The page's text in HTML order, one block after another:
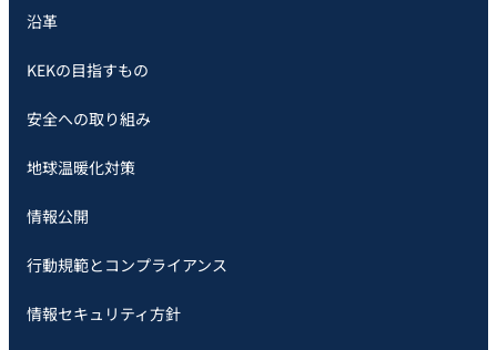
沿革
KEKの目指すもの
安全への取り組み
地球温暖化対策
情報公開
行動規範とコンプライアンス
情報セキュリティ方針